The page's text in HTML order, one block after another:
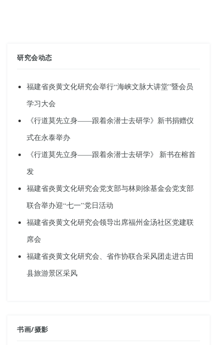
研究会动态
福建省炎黄文化研究会举行“海峡文脉大讲堂”暨会员
学习大会
《行道莫先立身——跟着余潜士去研学》新书捐赠仪
式在永泰举办
《行道莫先立身——跟着余潜士去研学》 新书在榕首
发
福建省炎黄文化研究会党支部与林则徐基金会党支部
联合举办迎“七一”党日活动
福建省炎黄文化研究会领导出席福州金汤社区党建联
席会
福建省炎黄文化研究会、省作协联合采风团走进古田
县旅游景区采风
书画/摄影